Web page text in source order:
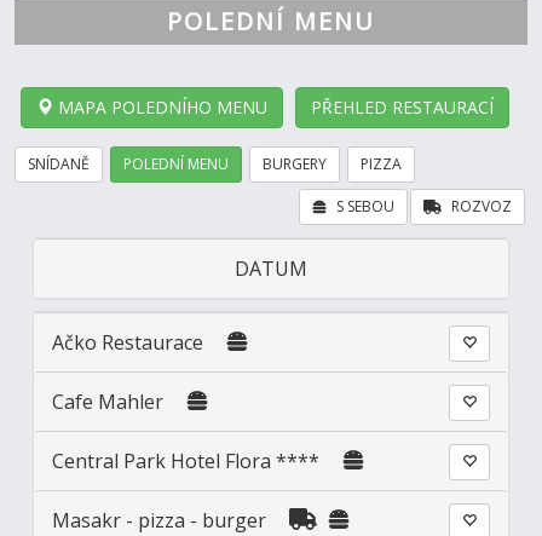
POLEDNÍ MENU
MAPA POLEDNÍHO MENU PŘEHLED RESTAURACÍ
SNÍDANĚ POLEDNÍ MENU BURGERY PIZZA
ROZVOZ
S SEBOU
DATUM
Ačko Restaurace
Cafe Mahler
Central Park Hotel Flora ****
Masakr - pizza - burger